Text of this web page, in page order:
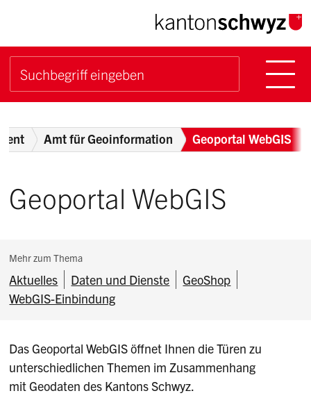
Navigieren im Kanton
Schnellnavigation
Suchbegriff
Breadcrumb
Amt für Geoinformation Geoportal WebGIS
Subnavigation:
Mehr zum Thema
Aktuelles Daten und Dienste
GeoShop
WebGIS-Einbindung
Geoportal WebGIS
Das Geoportal WebGIS öffnet Ihnen die Türen zu
unterschiedlichen Themen im Zusammenhang
mit Geodaten des Kantons Schwyz.